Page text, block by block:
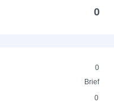
0
0
Brief
0